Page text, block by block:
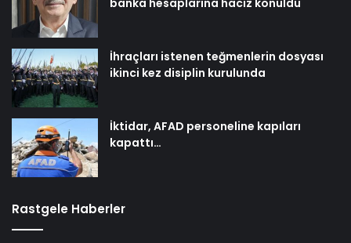
İhraçları istenen teğmenlerin dosyası
ikinci kez disiplin kurulunda
İktidar, AFAD personeline kapıları
kapattı…
Rastgele Haberler